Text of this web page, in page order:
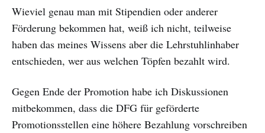
Wieviel genau man mit Stipendien oder anderer
Förderung bekommen hat, weiß ich nicht, teilweise
haben das meines Wissens aber die Lehrstuhlinhaber
entschieden, wer aus welchen Töpfen bezahlt wird.
Gegen Ende der Promotion habe ich Diskussionen
mitbekommen, dass die DFG für geförderte
Promotionsstellen eine höhere Bezahlung vorschreiben